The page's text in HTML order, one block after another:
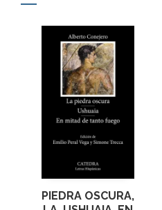
PIEDRA OSCURA,